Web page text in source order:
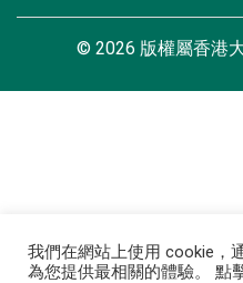
© 2026 版權屬香港
我們在網站上使用 cookie，
為您提供最相關的體驗。 點